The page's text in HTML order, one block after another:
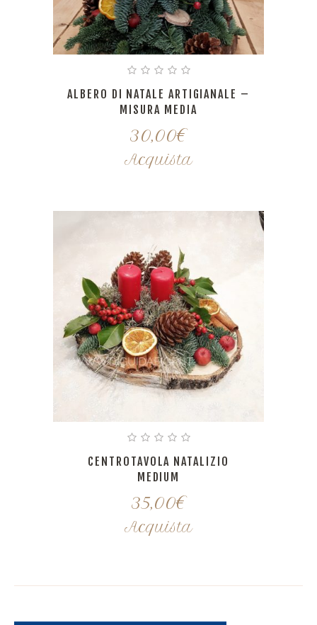
ALBERO DI NATALE ARTIGIANALE –
MISURA MEDIA
30,00€
Acquista
CENTROTAVOLA NATALIZIO
MEDIUM
35,00€
Acquista